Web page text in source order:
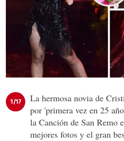
1/17
La hermosa novia de
por 'primera vez en 25
la Canción de San Remo
mejores fotos y el gran